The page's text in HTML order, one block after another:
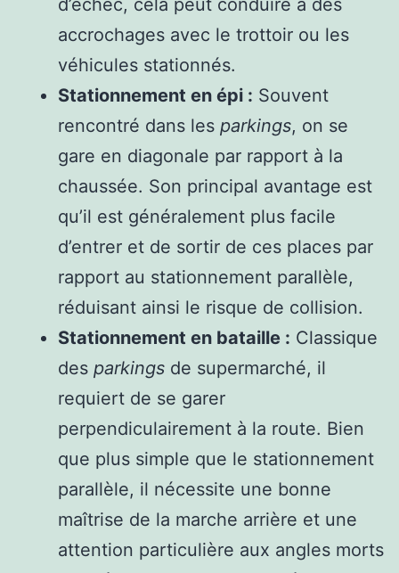
d’échec, cela peut conduire à des
accrochages avec le trottoir ou les
véhicules stationnés.
Stationnement en épi : Souvent
rencontré dans les parkings, on se
gare en diagonale par rapport à la
chaussée. Son principal avantage est
qu’il est généralement plus facile
d’entrer et de sortir de ces places par
rapport au stationnement parallèle,
réduisant ainsi le risque de collision.
Stationnement en bataille : Classique
des parkings de supermarché, il
requiert de se garer
perpendiculairement à la route. Bien
que plus simple que le stationnement
parallèle, il nécessite une bonne
maîtrise de la marche arrière et une
attention particulière aux angles morts